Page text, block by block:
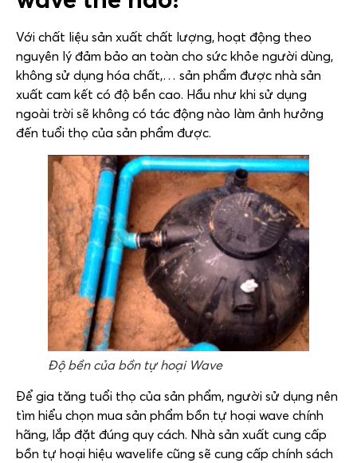
Với chất liệu sản xuất chất lượng, hoạt động theo
nguyên lý đảm bảo an toàn cho sức khỏe người dùng,
không sử dụng hóa chất,… sản phẩm được nhà sản
xuất cam kết có độ bền cao. Hầu như khi sử dụng
ngoài trời sẽ không có tác động nào làm ảnh hưởng
đến tuổi thọ của sản phẩm được.
Độ bền của bồn tự hoại Wave
Để gia tăng tuổi thọ của sản phẩm, người sử dụng nên
tìm hiểu chọn mua sản phẩm bồn tự hoại wave chính
hãng, lắp đặt đúng quy cách. Nhà sản xuất cung cấp
bồn tự hoại hiệu wavelife cũng sẽ cung cấp chính sách